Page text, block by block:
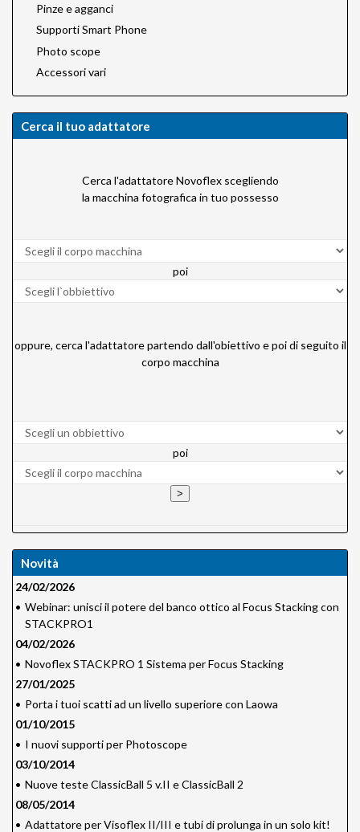
Pinze e agganci
Supporti Smart Phone
Photo scope
Accessori vari
Cerca il tuo adattatore
Cerca l'adattatore Novoflex scegliendo
la macchina fotografica in tuo possesso
poi
oppure, cerca l'adattatore partendo dall'obiettivo e poi di seguito il
corpo macchina
poi
Novità
24/02/2026
• Webinar: unisci il potere del banco ottico al Focus Stacking con
STACKPRO1
04/02/2026
• Novoflex STACKPRO 1 Sistema per Focus Stacking
27/01/2025
• Porta i tuoi scatti ad un livello superiore con Laowa
01/10/2015
• I nuovi supporti per Photoscope
03/10/2014
• Nuove teste ClassicBall 5 v.II e ClassicBall 2
08/05/2014
• Adattatore per Visoflex II/III e tubi di prolunga in un solo kit!